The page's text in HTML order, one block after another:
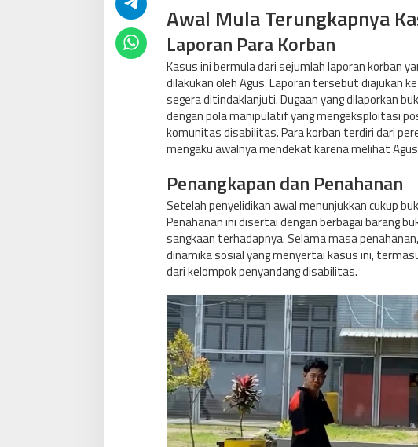
Awal Mula Terungkapnya
Laporan Para Korban
Kasus ini bermula dari sejumlah laporan korban
dilakukan oleh Agus. Laporan tersebut diajukan
segera ditindaklanjuti. Dugaan yang dilaporkan
dengan pola manipulatif yang mengeksploitasi
komunitas disabilitas. Para korban terdiri dari
mengaku awalnya mendekat karena melihat
Penangkapan dan Penahanan
Setelah penyelidikan awal menunjukkan cukup
Penahanan ini disertai dengan berbagai barang
sangkaan terhadapnya. Selama masa
dinamika sosial yang menyertai kasus ini,
dari kelompok penyandang disabilitas.